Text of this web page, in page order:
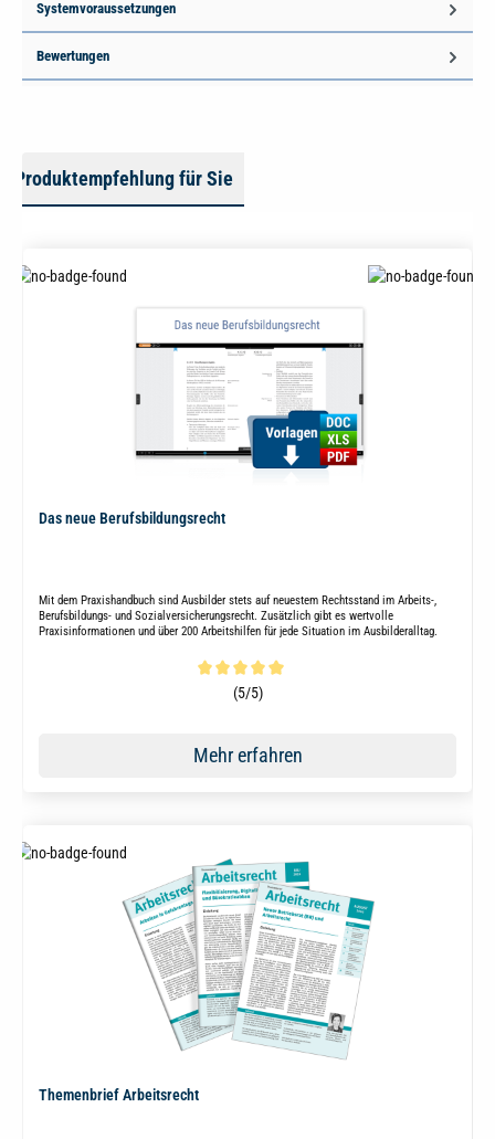
Systemvoraussetzungen
Bewertungen
Produktempfehlung für Sie
Das neue Berufsbildungsrecht
Mit dem Praxishandbuch sind Ausbilder stets auf neuestem Rechtsstand im Arbeits-,
Berufsbildungs- und Sozialversicherungsrecht. Zusätzlich gibt es wertvolle
Praxisinformationen und über 200 Arbeitshilfen für jede Situation im Ausbilderalltag.
Durchschnittliche Bewertung von 5 von 5 Sternen
(5/5)
Mehr erfahren
Themenbrief Arbeitsrecht